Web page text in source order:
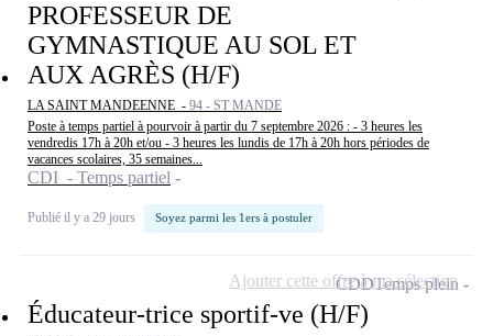
PROFESSEUR DE
GYMNASTIQUE AU SOL ET
AUX AGRÈS (H/F)
LA SAINT MANDEENNE - 94 - ST MANDE
Poste à temps partiel à pourvoir à partir du 7 septembre 2026 : - 3 heures les
vendredis 17h à 20h et/ou - 3 heures les lundis de 17h à 20h hors périodes de
vacances scolaires, 35 semaines...
CDI - Temps partiel
Publié il y a 29 jours Soyez parmi les 1ers à postuler
Éducateur-trice sportif-ve (H/F)
CDDTemps plein
Ajouter cette offre à ma sélection